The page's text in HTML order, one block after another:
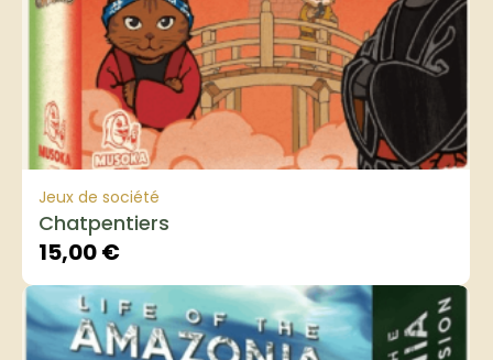
Jeux de société
Chatpentiers
15,00€